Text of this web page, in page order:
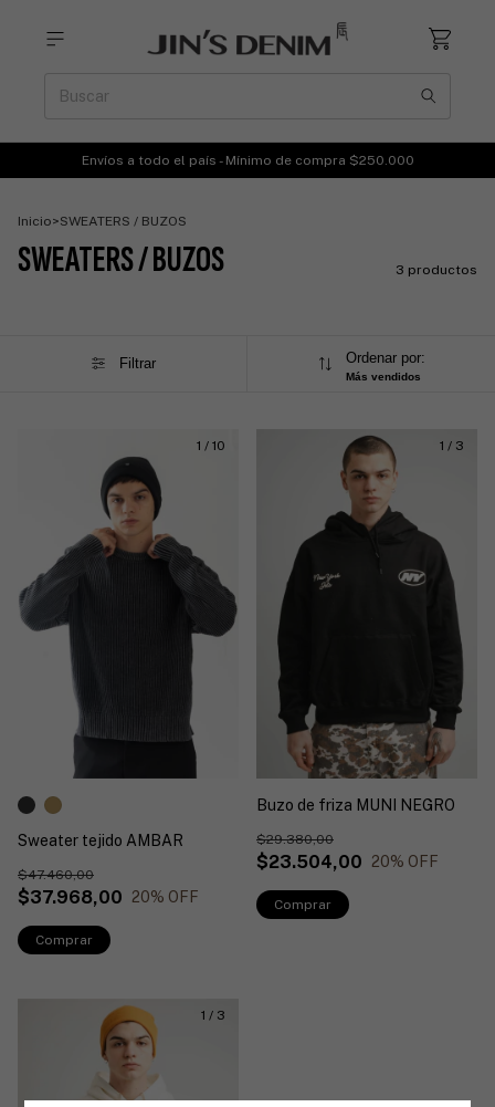
Envíos a todo el país - Mínimo de compra $250.000
Inicio>SWEATERS / BUZOS
SWEATERS / BUZOS 3 productos
Filtrar Ordenar por:
Más vendidos
1 / 10
Sweater tejido AMBAR
$37.968,00
$47.460,00
20% OFF
Comprar
1 / 3
Buzo de friza MUNI NEGRO
$23.504,00
$29.380,00
20% OFF
Comprar
1 / 3